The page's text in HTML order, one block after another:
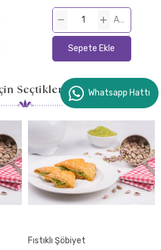
ADET
Sepete Ekle
Seçtiklerimiz
Fıstıklı Şöbiyet
Whatsapp Hattı